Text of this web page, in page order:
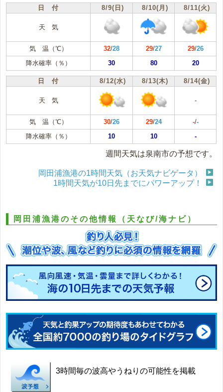
日 付 8/9(日) 8/10(月) 8/11(火)
天 気
気 温（℃） 32/28 29/27 29/26
降水確率（％）
30 80 20
日 付 8/12(水) 8/13(木) 8/14(金)
天 気 -
気 温（℃） 30/26 29/24 -/-
降水確率（％）
10 10 -
週間天気は泉南市の予想です。
岡田浦漁港の1時間天気（お天気ナビゲータ）
1時間天気が10日先までにパワーアップ！
岡田浦漁港のその他情報（天なび/海ナビ）
3時間毎の波高やうねりの可能性を掲載